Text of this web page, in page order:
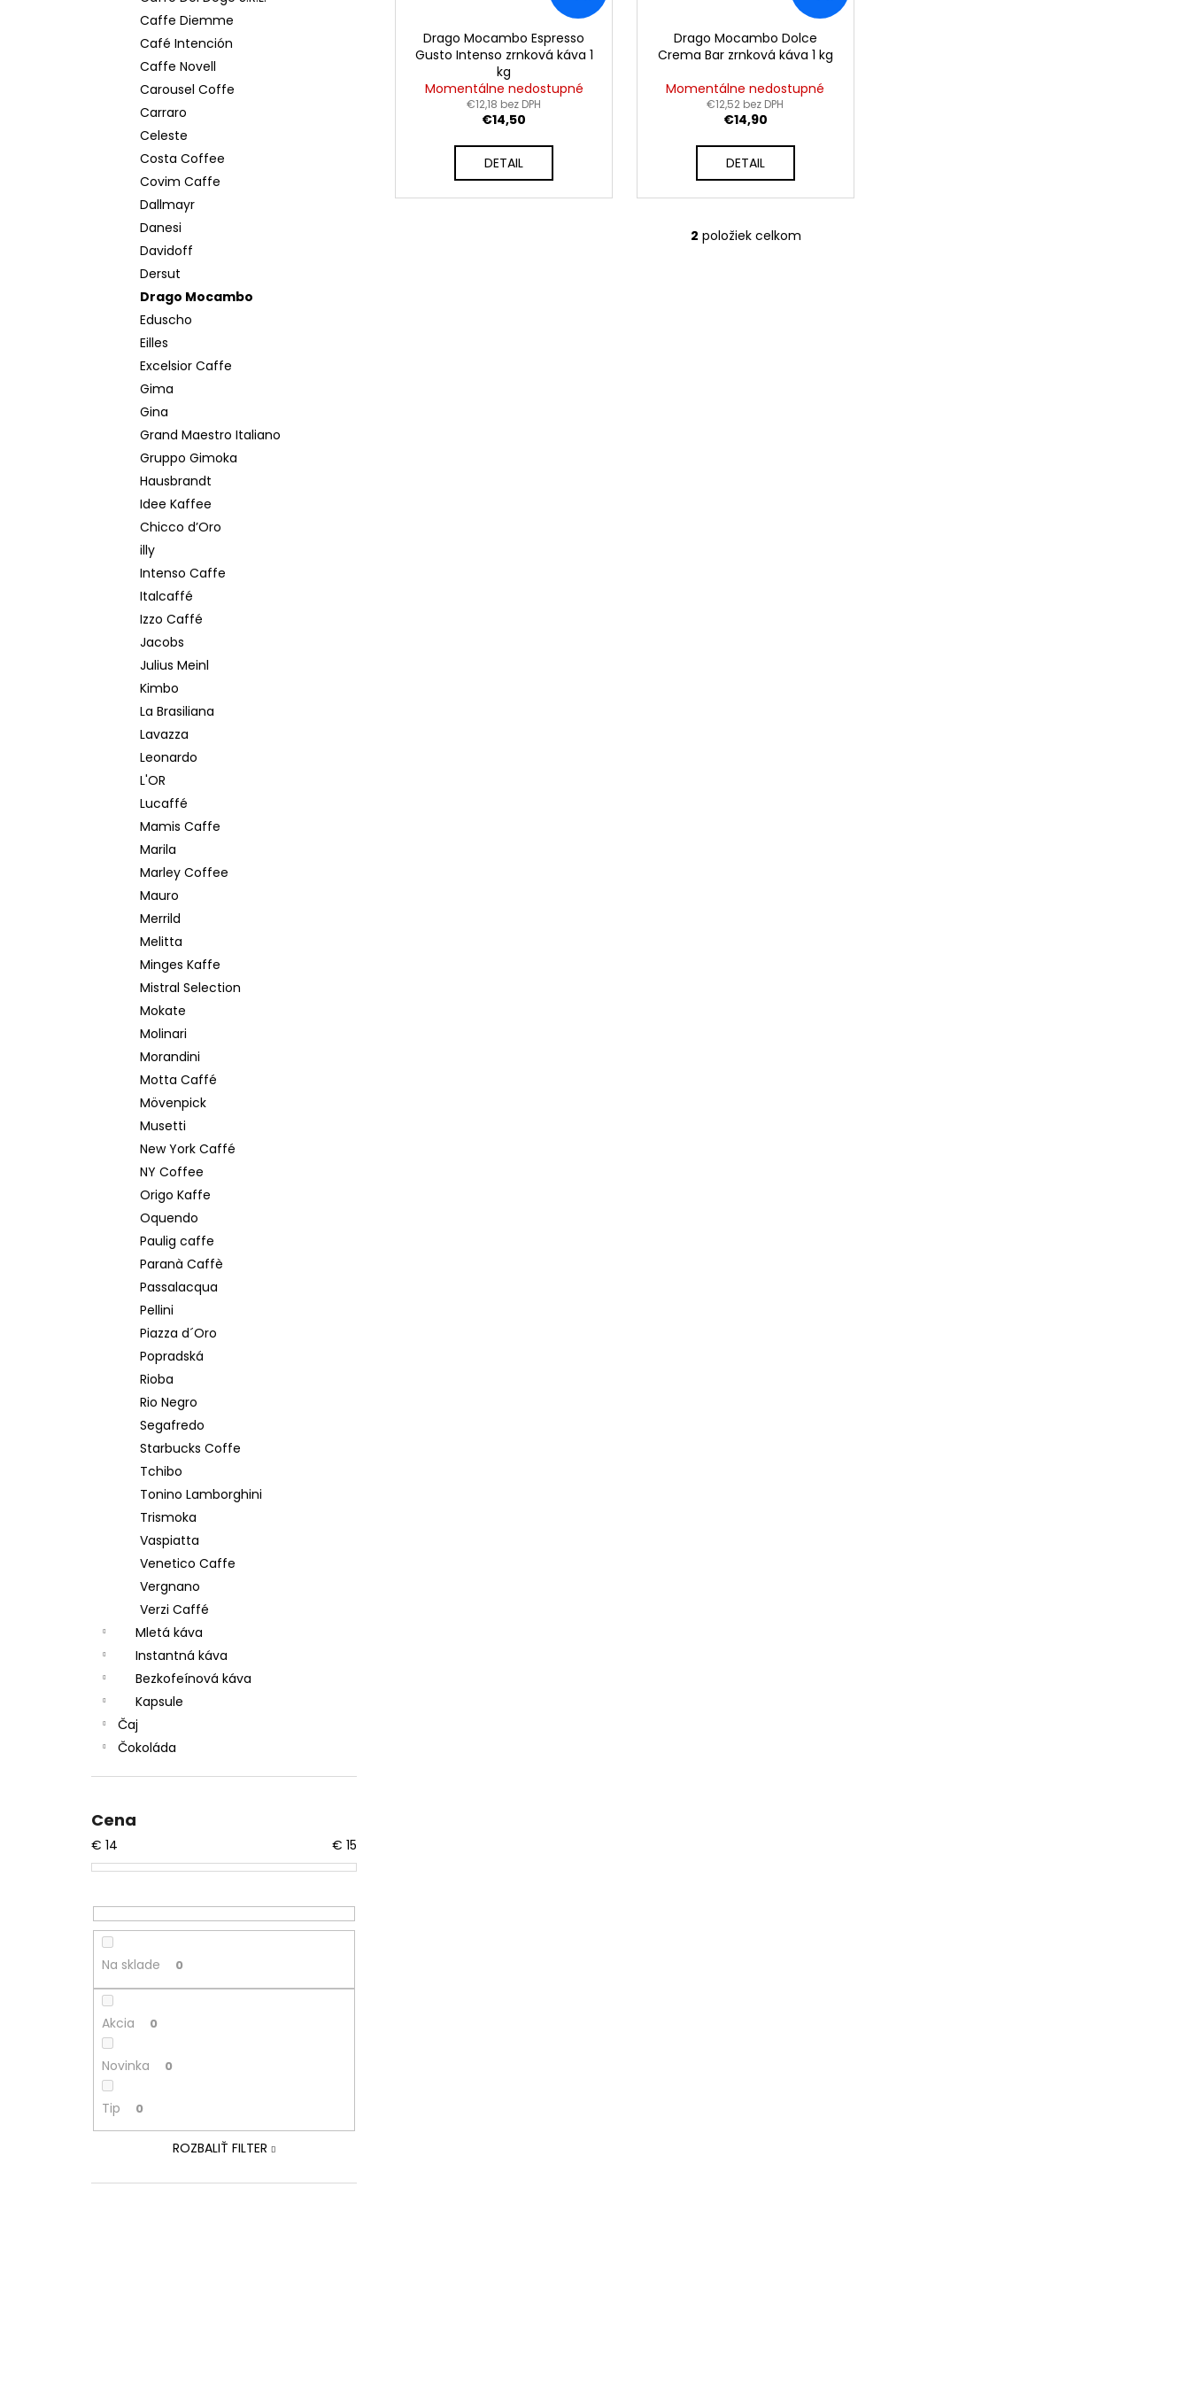
Caffe Diemme
Café Intención
Caffe Novell
Carousel Coffe
Carraro
Celeste
Costa Coffee
Covim Caffe
Dallmayr
Danesi
Davidoff
Dersut
Drago Mocambo
Eduscho
Eilles
Excelsior Caffe
Gima
Gina
Grand Maestro Italiano
Gruppo Gimoka
Hausbrandt
Idee Kaffee
Chicco d’Oro
illy
Intenso Caffe
Italcaffé
Izzo Caffé
Jacobs
Julius Meinl
Kimbo
La Brasiliana
Lavazza
Leonardo
L'OR
Lucaffé
Mamis Caffe
Marila
Marley Coffee
Mauro
Merrild
Melitta
Minges Kaffe
Mistral Selection
Mokate
Molinari
Morandini
Motta Caffé
Mövenpick
Musetti
New York Caffé
NY Coffee
Origo Kaffe
Oquendo
Paulig caffe
Paranà Caffè
Passalacqua
Pellini
Piazza d´Oro
Popradská
Rioba
Rio Negro
Segafredo
Starbucks Coffe
Tchibo
Tonino Lamborghini
Trismoka
Vaspiatta
Venetico Caffe
Vergnano
Verzi Caffé
Mletá káva
Instantná káva
Bezkofeínová káva
Kapsule
Čaj
Čokoláda
Cena
€ 14 € 15
Na sklade 0
Akcia 0
Novinka 0
Tip 0
ROZBALIŤ FILTER
Drago Mocambo Espresso
Gusto Intenso zrnková káva 1
kg
Momentálne nedostupné
€12,18 bez DPH
€14,50
DETAIL
Drago Mocambo Dolce
Crema Bar zrnková káva 1 kg
Momentálne nedostupné
€12,52 bez DPH
€14,90
DETAIL
O
2 položiek celkom